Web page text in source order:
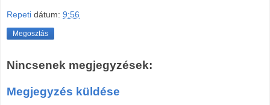
Repeti dátum: 9:56
Megosztás
Nincsenek megjegyzések:
Megjegyzés küldése